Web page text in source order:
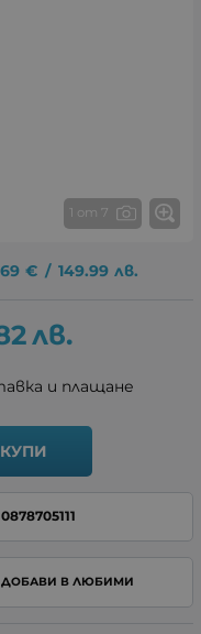
1 от 7
€ / 149.99 лв.
лв.
и плащане
КУПИ
0878705111
ДОБАВИ В ЛЮБИМИ